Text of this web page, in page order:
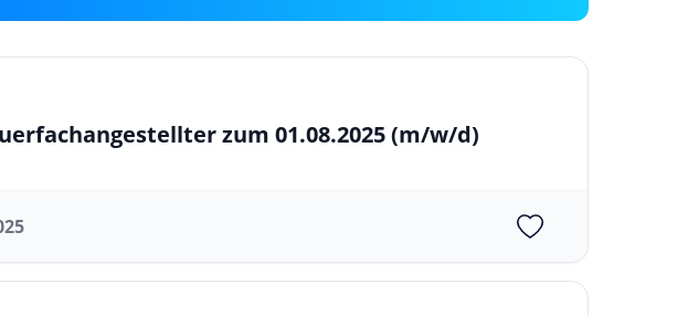
zum 01.08.2025(m/w/d)